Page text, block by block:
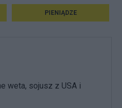
PIENIĄDZE
weta, sojusz z USA i